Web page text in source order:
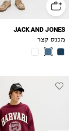
JACK AND JONES
מכנס קצר